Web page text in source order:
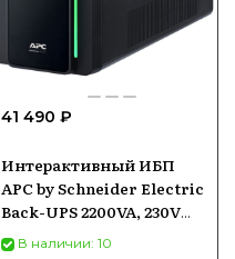
41 490 ₽
Интерактивный ИБП
APC by Schneider Electric
Back-UPS 2200VA, 230V
(BX2200MI) черный
В наличии: 10